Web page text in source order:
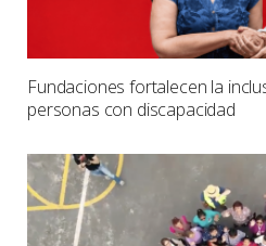
Fundaciones fortalecen la
personas con discapacidad